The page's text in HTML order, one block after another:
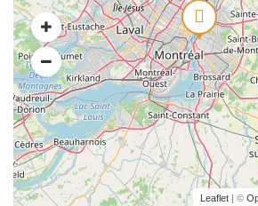
Leaflet | ©